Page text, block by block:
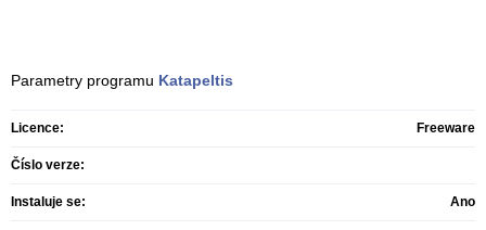
Parametry programu Katapeltis
Licence: Freeware
Číslo verze:
Instaluje se: Ano